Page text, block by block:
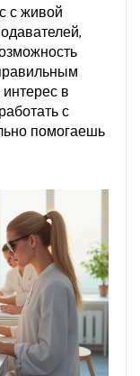
с живой
в
с
помогаешь